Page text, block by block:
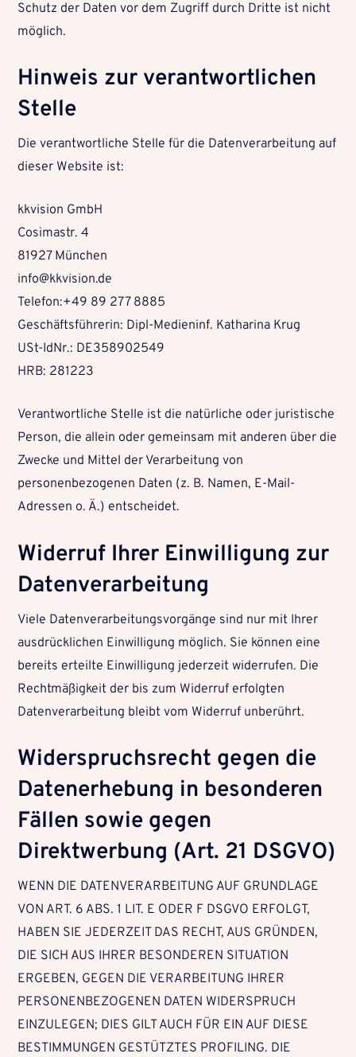
Schutz der Daten vor dem Zugriff durch Dritte ist nicht
möglich.
Hinweis zur verantwortlichen
Stelle
Die verantwortliche Stelle für die Datenverarbeitung auf
dieser Website ist:
kkvision GmbH
Cosimastr. 4
81927 München
info@kkvision.de
Telefon:+49 89 277 8885
Geschäftsführerin: Dipl-Medieninf. Katharina Krug
USt-IdNr.: DE358902549
HRB: 281223
Verantwortliche Stelle ist die natürliche oder juristische
Person, die allein oder gemeinsam mit anderen über die
Zwecke und Mittel der Verarbeitung von
personenbezogenen Daten (z. B. Namen, E-Mail-
Adressen o. Ä.) entscheidet.
Widerruf Ihrer Einwilligung zur
Datenverarbeitung
Viele Datenverarbeitungsvorgänge sind nur mit Ihrer
ausdrücklichen Einwilligung möglich. Sie können eine
bereits erteilte Einwilligung jederzeit widerrufen. Die
Rechtmäßigkeit der bis zum Widerruf erfolgten
Datenverarbeitung bleibt vom Widerruf unberührt.
Widerspruchsrecht gegen die
Datenerhebung in besonderen
Fällen sowie gegen
Direktwerbung (Art. 21 DSGVO)
WENN DIE DATENVERARBEITUNG AUF GRUNDLAGE
VON ART. 6 ABS. 1 LIT. E ODER F DSGVO ERFOLGT,
HABEN SIE JEDERZEIT DAS RECHT, AUS GRÜNDEN,
DIE SICH AUS IHRER BESONDEREN SITUATION
ERGEBEN, GEGEN DIE VERARBEITUNG IHRER
PERSONENBEZOGENEN DATEN WIDERSPRUCH
EINZULEGEN; DIES GILT AUCH FÜR EIN AUF DIESE
BESTIMMUNGEN GESTÜTZTES PROFILING. DIE